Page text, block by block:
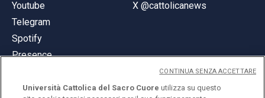
Youtube
Telegram
Spotify
Presence
X @cattolicanews
Università Cattolica del Sacro Cuore utilizza su questo
CONTINUA SENZA ACCETTARE